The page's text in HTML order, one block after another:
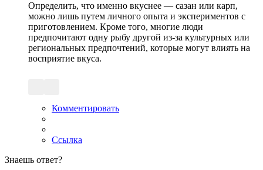
Определить, что именно вкуснее — сазан или карп,
можно лишь путем личного опыта и экспериментов с
приготовлением. Кроме того, многие люди
предпочитают одну рыбу другой из-за культурных или
региональных предпочтений, которые могут влиять на
восприятие вкуса.
Комментировать
Ссылка
Знаешь ответ?